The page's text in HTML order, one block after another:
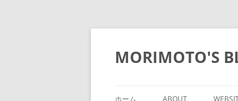
コ
ン
ツ
ッ
MORIMOTO'S
ホーム ABOUT